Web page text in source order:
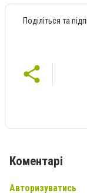
Поділіться та
Коментарі
Авторизуватись